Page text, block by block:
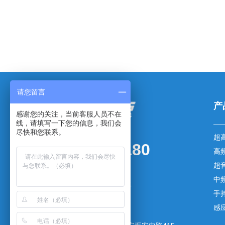
0769-83003180
传真：0769-83003181
手机：136-5257-7079 杨先生
邮箱：yxm@gdsaiyang.cn
网址：www.gdsaiyang.cn
产
超
高
超
中
手
感
请您留言
感谢您的关注，当前客服人员不在
线，请填写一下您的信息，我们会
尽快和您联系。